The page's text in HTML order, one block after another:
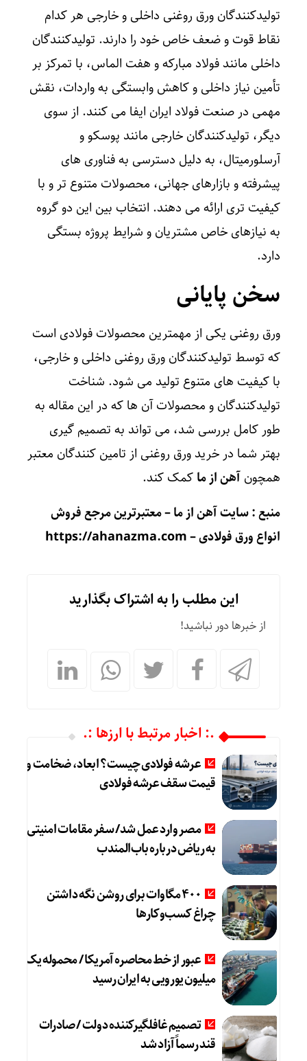
تولیدکنندگان ورق روغنی داخلی و خارجی هر کدام
نقاط قوت و ضعف خاص خود را دارند. تولیدکنندگان
داخلی مانند فولاد مبارکه و هفت الماس، با تمرکز بر
تأمین نیاز داخلی و کاهش وابستگی به واردات، نقش
مهمی در صنعت فولاد ایران ایفا می‌ کنند. از سوی
دیگر، تولیدکنندگان خارجی مانند پوسکو و
آرسلورمیتال، به دلیل دسترسی به فناوری‌ های
پیشرفته و بازارهای جهانی، محصولات متنوع‌ تر و با
کیفیت‌ تری ارائه می‌ دهند. انتخاب بین این دو گروه
به نیازهای خاص مشتریان و شرایط پروژه بستگی
دارد.
سخن پایانی
ورق روغنی یکی از مهمترین محصولات فولادی است
که توسط تولیدکنندگان ورق روغنی داخلی و خارجی،
با کیفیت‌ های متنوع تولید می‌ شود. شناخت
تولیدکنندگان و محصولات آن‌ ها که در این مقاله به
طور کامل بررسی شد، می‌ تواند به تصمیم‌ گیری
بهتر شما در خرید ورق روغنی از تامین کنندگان معتبر
همچون آهن از ما کمک کند.
منبع : سایت آهن از ما – معتبرترین مرجع فروش
انواع ورق فولادی –https://ahanazma.com
این مطلب را به اشتراک بگذارید
از خبرها دور نباشید!
.: اخبار مرتبط با ارزها :.
عرشه فولادی چیست؟ ابعاد، ضخامت و
قیمت سقف عرشه فولادی
مصر وارد عمل شد/ سفر مقامات امنیتی
به ریاض درباره باب‌المندب
۴۰۰ مگاوات برای روشن نگه داشتن
چراغ کسب‌وکار‌ها
عبور از خط محاصره آمریکا / محموله یک
میلیون یورویی به ایران رسید
تصمیم غافلگیرکننده دولت / صادرات
قند رسماً آزاد شد